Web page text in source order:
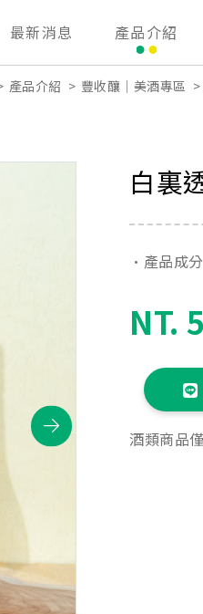
最新消息 產品介紹
產品介紹 豐收釀｜美酒專區
白裏
•產品成
NT.
酒類商品